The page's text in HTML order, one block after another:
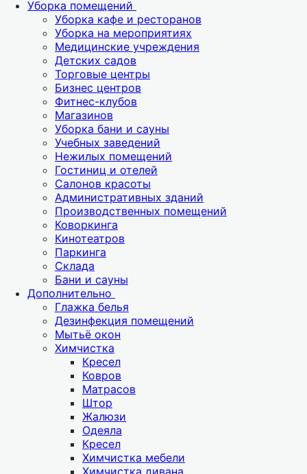
Уборка помещений
Уборка кафе и ресторанов
Уборка на мероприятиях
Медицинские учреждения
Детских садов
Торговые центры
Бизнес центров
Фитнес-клубов
Магазинов
Уборка бани и сауны
Учебных заведений
Нежилых помещений
Гостиниц и отелей
Салонов красоты
Административных зданий
Производственных помещений
Коворкинга
Кинотеатров
Паркинга
Склада
Бани и сауны
Дополнительно
Глажка белья
Дезинфекция помещений
Мытьё окон
Химчистка
Кресел
Ковров
Матрасов
Штор
Жалюзи
Одеяла
Кресел
Химчистка мебели
Химчистка дивана